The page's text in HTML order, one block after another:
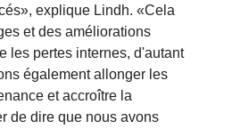
explique Lindh. «Cela
et des améliorations
les pertes internes, d'autant
également allonger les
et accroître la
de dire que nous avons